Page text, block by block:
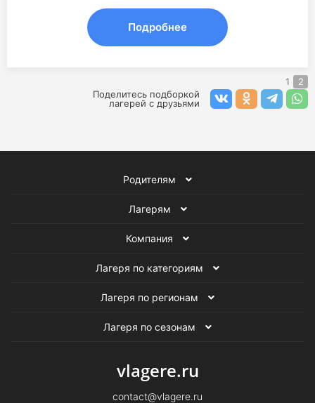
Подробнее
1
2
Поделитесь подборкой
лагерей с друзьями
Родителям
Лагерям
Компания
Лагеря по категориям
Лагеря по регионам
Лагеря по сезонам
vlagere.ru
contact@vlagere.ru